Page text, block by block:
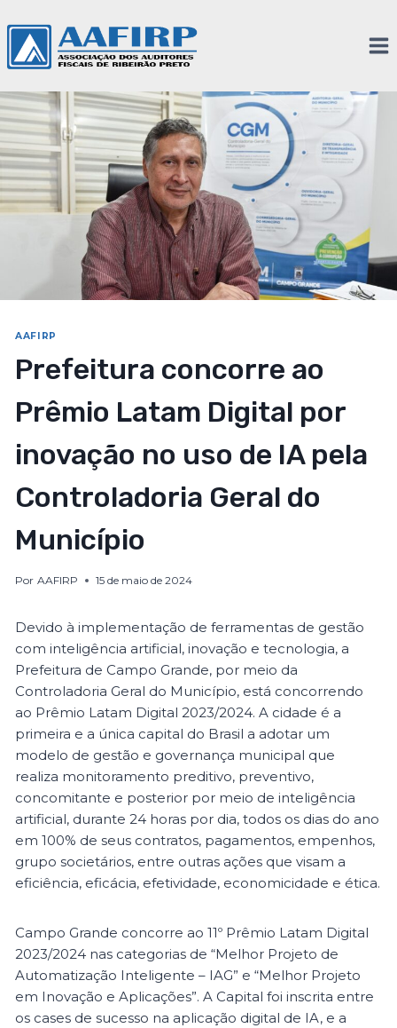
AAFIRP
Prefeitura concorre ao
Prêmio Latam Digital por
inovação no uso de IA pela
Controladoria Geral do
Município
Por AAFIRP 15 de maio de 2024
Devido à implementação de ferramentas de gestão
com inteligência artificial, inovação e tecnologia, a
Prefeitura de Campo Grande, por meio da
Controladoria Geral do Município, está concorrendo
ao Prêmio Latam Digital 2023/2024. A cidade é a
primeira e a única capital do Brasil a adotar um
modelo de gestão e governança municipal que
realiza monitoramento preditivo, preventivo,
concomitante e posterior por meio de inteligência
artificial, durante 24 horas por dia, todos os dias do ano
em 100% de seus contratos, pagamentos, empenhos,
grupo societários, entre outras ações que visam a
eficiência, eficácia, efetividade, economicidade e ética.
Campo Grande concorre ao 11º Prêmio Latam Digital
2023/2024 nas categorias de “Melhor Projeto de
Automatização Inteligente – IAG” e “Melhor Projeto
em Inovação e Aplicações”. A Capital foi inscrita entre
os cases de sucesso na aplicação digital de IA, e a